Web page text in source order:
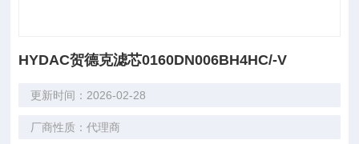
HYDAC贺德克滤芯0160DN006BH4HC/-V
更新时间：2026-02-28
厂商性质：代理商